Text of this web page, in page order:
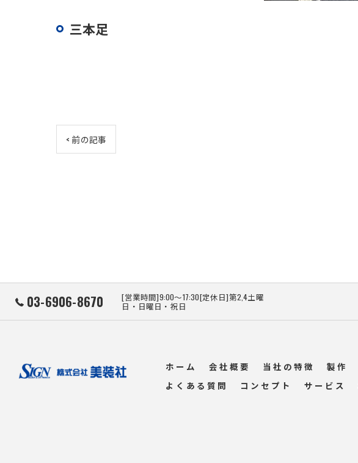
三本足
< 前の記事
03-6906-8670 [営業時間]9:00～17:30[定休日]第2,4土曜
日・日曜日・祝日
ホーム 会社概要 当社の特徴 製作
よくある質問
コンセプト サービス